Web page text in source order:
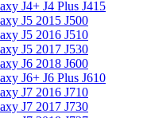
J4+ J4 Plus J415
J5 2015 J500
J5 2016 J510
J5 2017 J530
J6 2018 J600
J6+ J6 Plus J610
J7 2016 J710
J7 2017 J730